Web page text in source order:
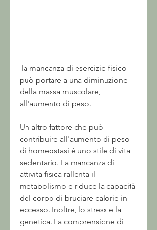
può portare a una diminuzione
della massa muscolare,
all'aumento di peso.
Un altro fattore che può
contribuire all'aumento di peso
di homeostasi è uno stile di vita
sedentario. La mancanza di
attività fisica rallenta il
metabolismo e riduce la capacità
del corpo di bruciare calorie in
eccesso. Inoltre, lo stress e la
genetica. La comprensione di